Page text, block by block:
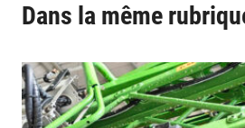
Dans la même